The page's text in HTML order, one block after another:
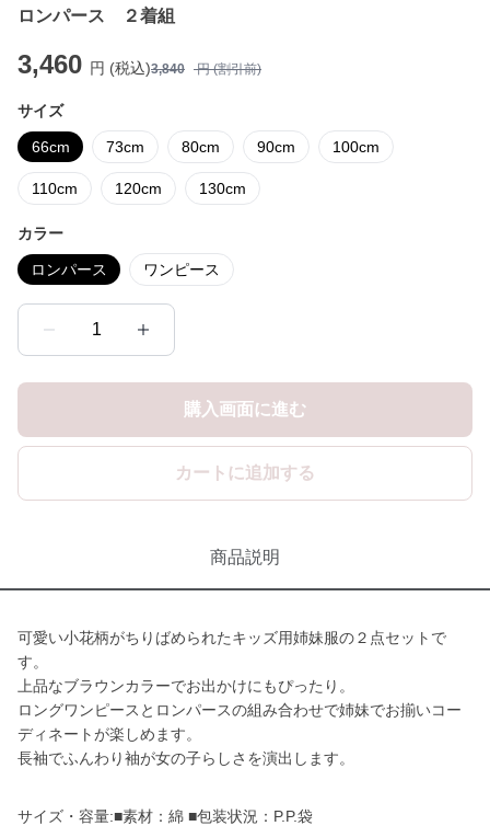
ロンパース ２着組
3,460 円 (税込)3,840 円 (割引前)
サイズ
66cm 73cm 80cm 90cm 100cm
110cm 120cm 130cm
カラー
ロンパース ワンピース
1
購入画面に進む
カートに追加する
商品説明
可愛い小花柄がちりばめられたキッズ用姉妹服の２点セットで
す。
上品なブラウンカラーでお出かけにもぴったり。
ロングワンピースとロンパースの組み合わせで姉妹でお揃いコー
ディネートが楽しめます。
長袖でふんわり袖が女の子らしさを演出します。
サイズ・容量:■素材：綿 ■包装状況：P.P.袋